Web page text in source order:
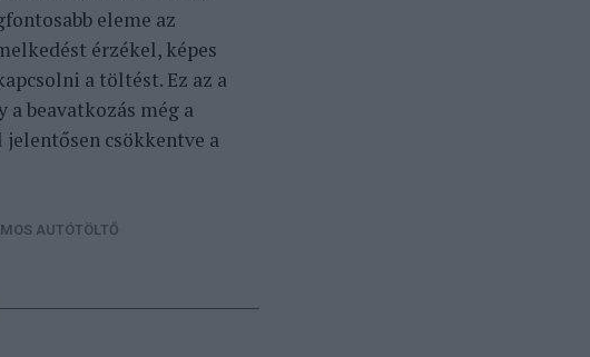
eleme az
érzékel, képes
a töltést. Ez az a
beavatkozás még a
csökkentve a
AUTÓTÖLTŐ